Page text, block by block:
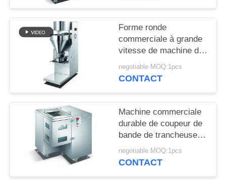
DU
SITE
PRIVACY
POLICY
Forme ronde
commerciale à grande
vitesse de machine de
développement de
boulette de viande de
negotiable MOQ:1pcs
CONTACT
Machine commerciale
durable de coupeur de
bande de trancheuse
de viande d'équipement
de transformation de la
negotiable MOQ:1pcs
CONTACT